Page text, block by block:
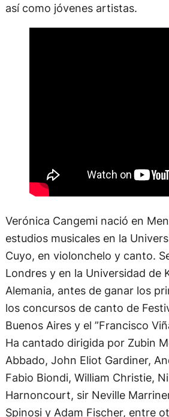
así como jóvenes artistas.
Verónica Cangemi nació en
estudios musicales en la
Cuyo, en violonchelo y canto.
Londres y en la Universidad de
Alemania, antes de ganar los
los concursos de canto de
Buenos Aires y el ”Francisco
Ha cantado dirigida por Zubin
Abbado, John Eliot Gardiner,
Fabio Biondi, William Christie,
Harnoncourt, sir Neville
Spinosi y Adam Fischer, entre